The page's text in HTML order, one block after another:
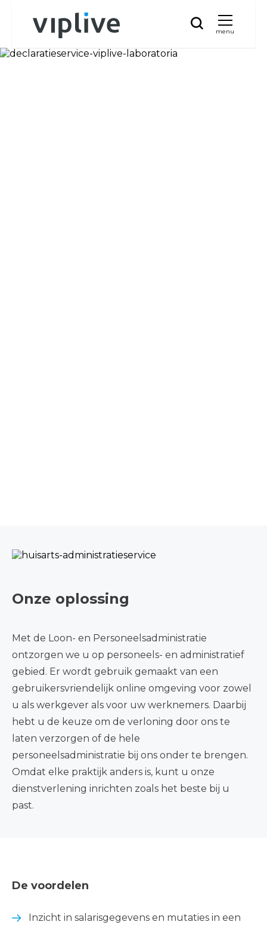
menu
Onze oplossing
Met de Loon- en Personeelsadministratie
ontzorgen we u op personeels- en administratief
gebied. Er wordt gebruik gemaakt van een
gebruikersvriendelijk online omgeving voor zowel
u als werkgever als voor uw werknemers. Daarbij
hebt u de keuze om de verloning door ons te
laten verzorgen of de hele
personeelsadministratie bij ons onder te brengen.
Omdat elke praktijk anders is, kunt u onze
dienstverlening inrichten zoals het beste bij u
past.
De voordelen
Inzicht in salarisgegevens en mutaties in een